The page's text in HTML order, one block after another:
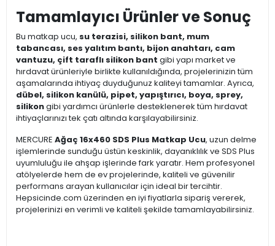
Tamamlayıcı Ürünler ve Sonuç
Bu matkap ucu, su terazisi, silikon bant, mum
tabancası, ses yalıtım bantı, bijon anahtarı, cam
vantuzu, çift taraflı silikon bant gibi yapı market ve
hırdavat ürünleriyle birlikte kullanıldığında, projelerinizin tüm
aşamalarında ihtiyaç duyduğunuz kaliteyi tamamlar. Ayrıca,
dübel, silikon kanülü, pipet, yapıştırıcı, boya, sprey,
silikongibi yardımcı ürünlerle desteklenerek tüm hırdavat
ihtiyaçlarınızı tek çatı altında karşılayabilirsiniz.
MERCURE Ağaç 16x460 SDS Plus Matkap Ucu, uzun delme
işlemlerinde sunduğu üstün keskinlik, dayanıklılık ve SDS Plus
uyumluluğu ile ahşap işlerinde fark yaratır. Hem profesyonel
atölyelerde hem de ev projelerinde, kaliteli ve güvenilir
performans arayan kullanıcılar için ideal bir tercihtir.
Hepsicinde.com üzerinden en iyi fiyatlarla sipariş vererek,
projelerinizi en verimli ve kaliteli şekilde tamamlayabilirsiniz.